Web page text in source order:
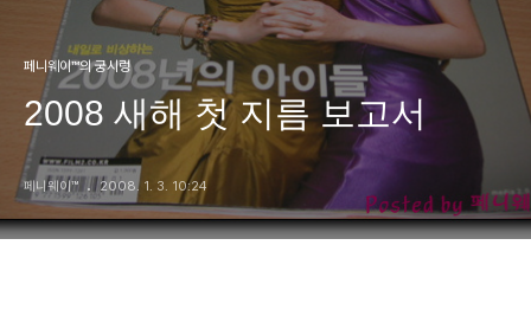
페니웨이™의 궁시렁
2008 새해 첫 지름 보고서
페니웨이™ 2008. 1. 3. 10:24